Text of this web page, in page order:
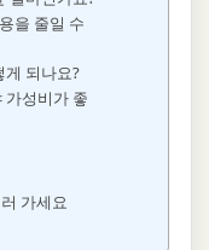
을 줄일 수
게 되나요?
가성비가 좋
가세요